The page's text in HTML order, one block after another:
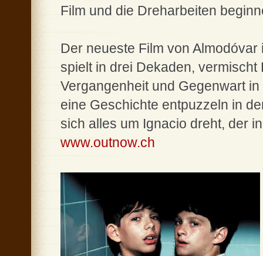
Film und die Dreharbeiten
Der neueste Film von
spielt in drei Dekaden,
Vergangenheit und Gegenwart
eine Geschichte entpuzzeln in
sich alles um Ignacio dreht, der
www.outnow.ch